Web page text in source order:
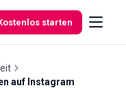
starten
auf Instagram